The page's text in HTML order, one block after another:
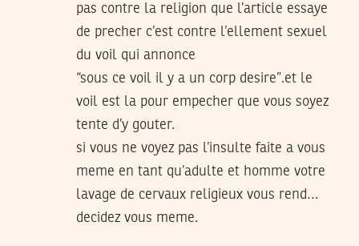
pas contre la religion que l’article essaye
de precher c’est contre l’ellement sexuel
du voil qui annonce
“sous ce voil il y a un corp desire”.et le
voil est la pour empecher que vous soyez
tente d’y gouter.
si vous ne voyez pas l’insulte faite a vous
meme en tant qu’adulte et homme votre
lavage de cervaux religieux vous rend…
decidez vous meme.